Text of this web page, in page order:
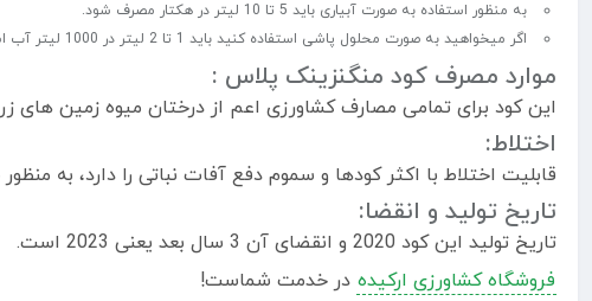
به منظور استفاده به صورت آبیاری باید 5 تا 10 لیتر در هکتار مصرف شود.
اگر میخواهید به صورت محلول پاشی استفاده کنید باید 1 تا 2 لیتر در 1000 لیتر آب استفاده کنید.
موارد مصرف کود منگنزینک پلاس :
این کود برای تمامی مصارف کشاورزی اعم از درختان میوه زمین
اختلاط:
قابلیت اختلاط با اکثر کودها و سموم دفع آفات نباتی را دارد، به
تاریخ تولید و انقضا:
تاریخ تولید این کود 2020 و انقضای آن 3 سال بعد یعنی 2023 است.
فروشگاه کشاورزی ارکیده در خدمت شماست!